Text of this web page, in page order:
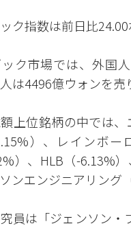
ク指数は前日比
ク市場では、外国
は4496億ウォンを売
上位銘柄の中では
）、レインボー
）、HLB（-6.13%
ンエンジニアリング
員は「ジェンソン・